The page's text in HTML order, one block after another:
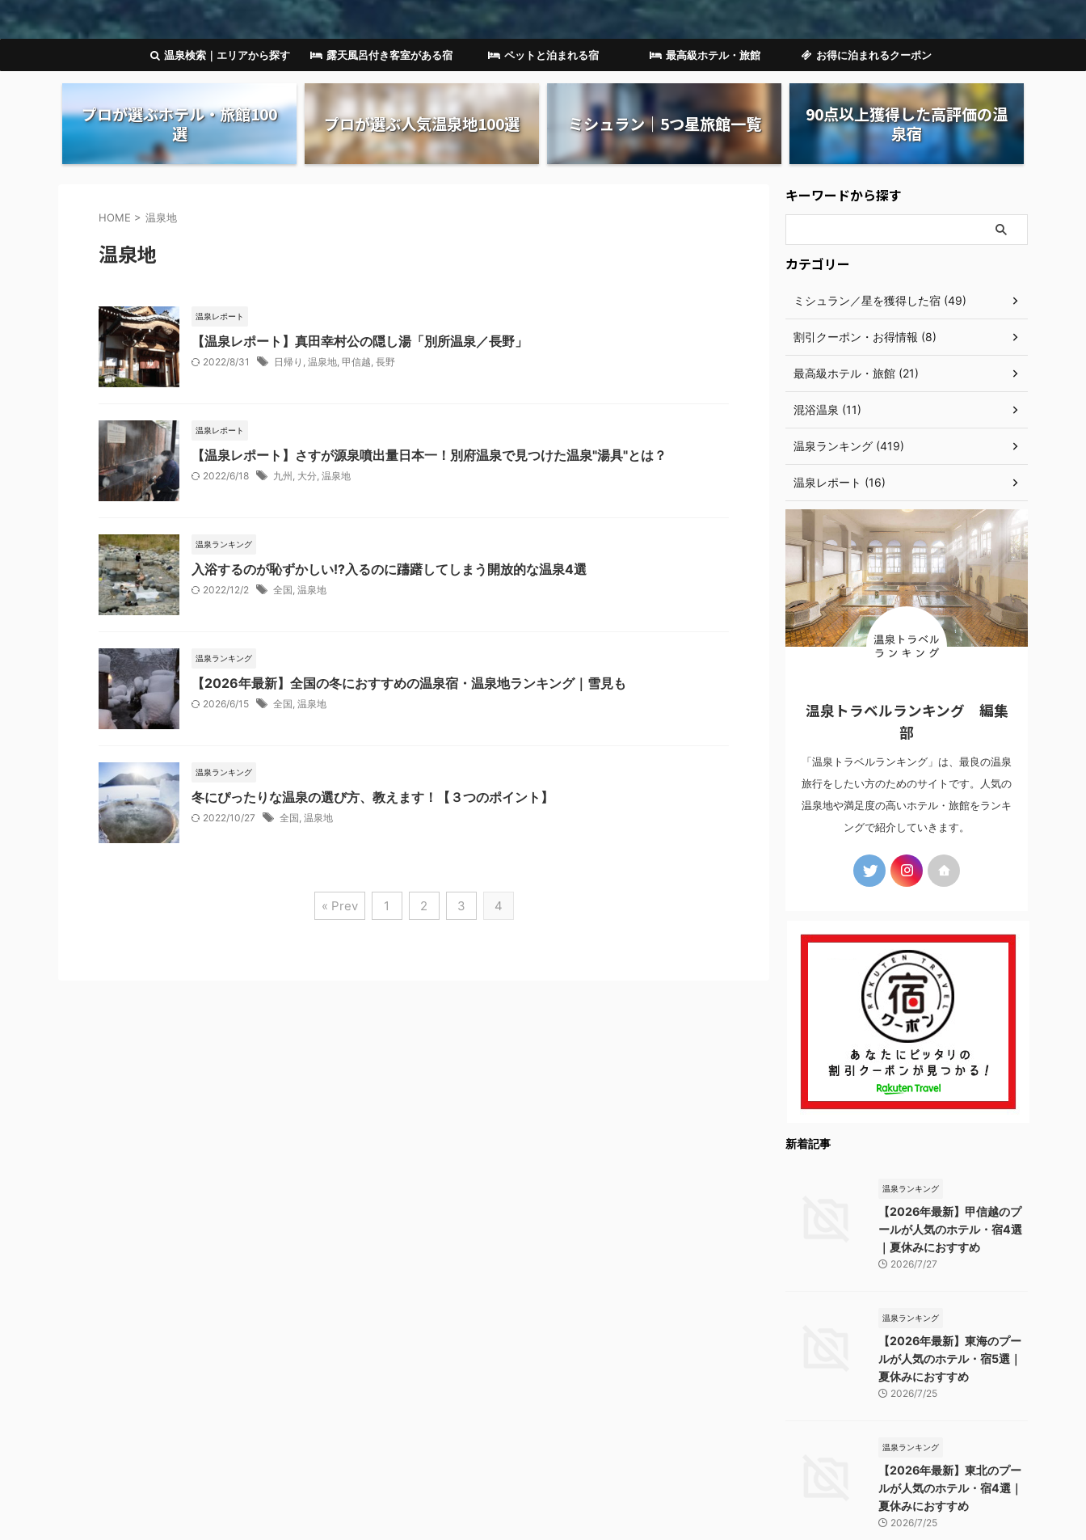
温泉検索｜エリアから探す 露天風呂付き客室がある宿 ペットと泊まれる宿 最高級ホテル・旅館 お得に泊まれるクーポン
プロが選ぶホテル・旅館100
選
プロが選ぶ人気温泉地100選 ミシュラン｜5つ星旅館一覧
90点以上獲得した高評価の温
泉宿
HOME > 温泉地
温泉地
温泉レポート
【温泉レポート】真田幸村公の隠し湯「別所温泉／長野」
2022/8/31 日帰り , 温泉地, 甲信越, 長野
温泉レポート
【温泉レポート】さすが源泉噴出量日本一！別府温泉で見つけた温泉"湯具"とは？
2022/6/18 九州 , 大分, 温泉地
温泉ランキング
入浴するのが恥ずかしい!?入るのに躊躇してしまう開放的な温泉4選
2022/12/2 全国, 温泉地
温泉ランキング
【2026年最新】全国の冬におすすめの温泉宿・温泉地ランキング｜雪見も
2026/6/15 全国, 温泉地
温泉ランキング
冬にぴったりな温泉の選び方、教えます！【３つのポイント】
2022/10/27 全国, 温泉地
« Prev 1 2 3 4
キーワードから探す
カテゴリー
ミシュラン／星を獲得した宿 (49)
割引クーポン・お得情報 (8)
最高級ホテル・旅館 (21)
混浴温泉 (11)
温泉ランキング (419)
温泉レポート (16)
温泉トラベルランキング 編集
部
「温泉トラベルランキング」は、最良の温泉
旅行をしたい方のためのサイトです。人気の
温泉地や満足度の高いホテル・旅館をランキ
ングで紹介していきます。
新着記事
温泉ランキング
【2026年最新】甲信越のプ
ールが人気のホテル・宿4選
｜夏休みにおすすめ
2026/7/27
温泉ランキング
【2026年最新】東海のプー
ルが人気のホテル・宿5選｜
夏休みにおすすめ
2026/7/25
温泉ランキング
【2026年最新】東北のプー
ルが人気のホテル・宿4選｜
夏休みにおすすめ
2026/7/25